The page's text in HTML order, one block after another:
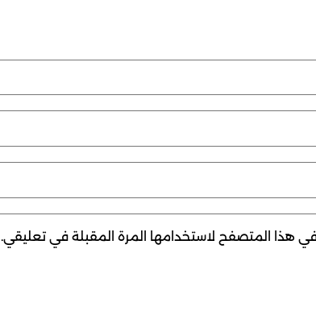
في هذا المتصفح لاستخدامها المرة المقبلة في تعليقي.